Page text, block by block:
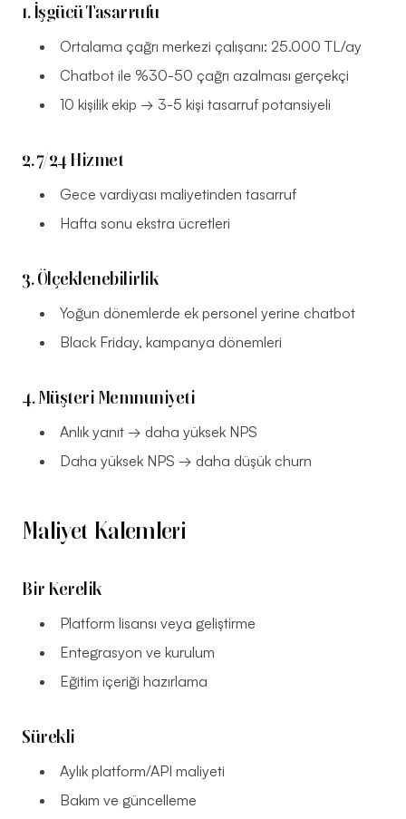
1. İşgücü Tasarrufu
Ortalama çağrı merkezi çalışanı: 25.000 TL/ay
Chatbot ile %30-50 çağrı azalması gerçekçi
10 kişilik ekip → 3-5 kişi tasarruf potansiyeli
2. 7/24 Hizmet
Gece vardiyası maliyetinden tasarruf
Hafta sonu ekstra ücretleri
3. Ölçeklenebilirlik
Yoğun dönemlerde ek personel yerine chatbot
Black Friday, kampanya dönemleri
4. Müşteri Memnuniyeti
Anlık yanıt → daha yüksek NPS
Daha yüksek NPS → daha düşük churn
Maliyet Kalemleri
Bir Kerelik
Platform lisansı veya geliştirme
Entegrasyon ve kurulum
Eğitim içeriği hazırlama
Sürekli
Aylık platform/API maliyeti
Bakım ve güncelleme